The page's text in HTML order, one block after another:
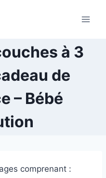
à 3
de
– Bébé
comprenant :